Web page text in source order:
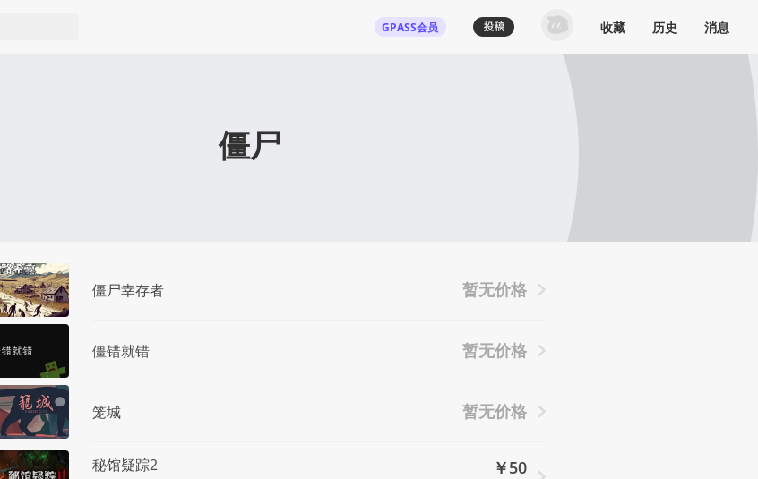
GPASS会员 收藏 历史 消息
僵尸
僵尸幸存者 暂无价格
僵错就错 暂无价格
笼城 暂无价格
秘馆疑踪2 ￥50